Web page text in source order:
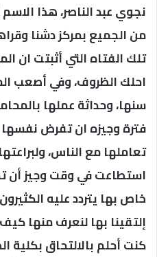
نجوي عبد الناصر، هذا
من الجميع بمركز دشنا
تلك الفتاه التي أثبتت ان
احلك الظروف، وفي أصعب
سنها، وحداثة عملها
فترة وجيزه ان تفرض
تعاملها مع الناس،
استطاعت في وقت وجيز أن
خاص بها يتردد عليه الكثيرون
إلتقينا بها لنعرف منها
كنت أحلم بالالتحاق بكلية